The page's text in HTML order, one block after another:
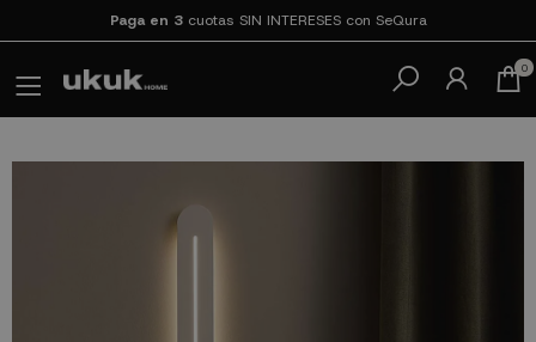
Paga en 3cuotas SIN INTERESES con SeQura
0